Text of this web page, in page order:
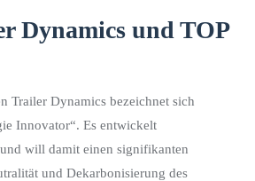
Dynamics und TOP
Trailer Dynamics bezeichnet sich
Innovator“. Es entwickelt
will damit einen signifikanten
und Dekarbonisierung des